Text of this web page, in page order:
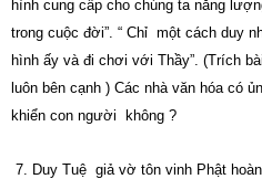
hình cung cấp cho chúng ta năng
trong cuộc đời”. “ Chỉ một cách duy
hình ấy và đi chơi với Thầy”. (Trích
luôn bên cạnh ) Các nhà văn hóa có
khiển con người không ?
7. Duy Tuệ giả vờ tôn vinh Phật